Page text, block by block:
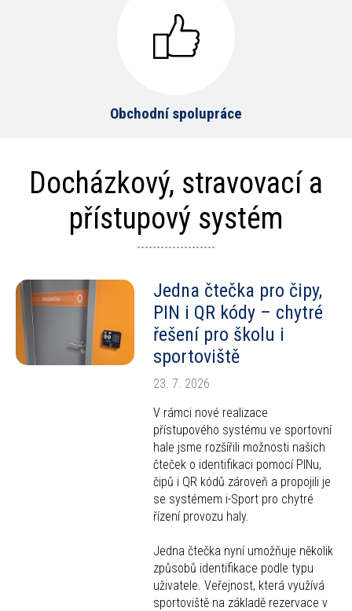
Obchodní spolupráce
Docházkový, stravovací a
přístupový systém
Jedna čtečka pro čipy,
PIN i QR kódy – chytré
řešení pro školu i
sportoviště
23. 7. 2026
V rámci nové realizace
přístupového systému ve sportovní
hale jsme rozšířili možnosti našich
čteček o identifikaci pomocí PINu,
čipů i QR kódů zároveň a propojili je
se systémem i-Sport pro chytré
řízení provozu haly.
Jedna čtečka nyní umožňuje několik
způsobů identifikace podle typu
uživatele. Veřejnost, která využívá
sportoviště na základě rezervace v